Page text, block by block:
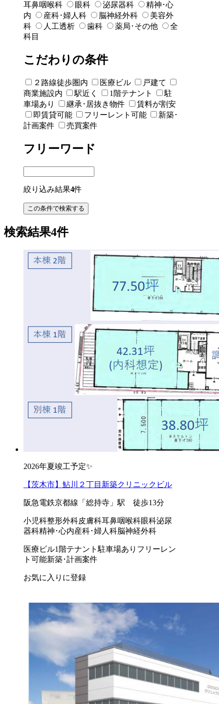
耳鼻咽喉科
眼科 泌尿器科
精神･心
内
産科･婦人科 脳神経外科
美容外
科
人工透析 歯科 薬局･その他
全
科目
こだわりの条件
２路線徒歩圏内 医療ビル
戸建て
商業施設内
駅近く 1階テナント
駐
車場あり
継承･居抜き物件
賃料が割安
即賃貸可能
フリーレント可能
新築･
計画案件
売買案件
フリーワード
絞り込み結果4件
検索結果4件
2026年夏竣工予定✨
【茨木市】鮎川２丁目新築クリニックビル
阪急電鉄京都線「総持寺」駅 徒歩13分
小児科整形外科皮膚科耳鼻咽喉科眼科泌尿
器科精神･心内産科･婦人科脳神経外科
医療ビル1階テナント 駐車場あり フリーレン
ト可能新築･計画案件
お気に入りに登録